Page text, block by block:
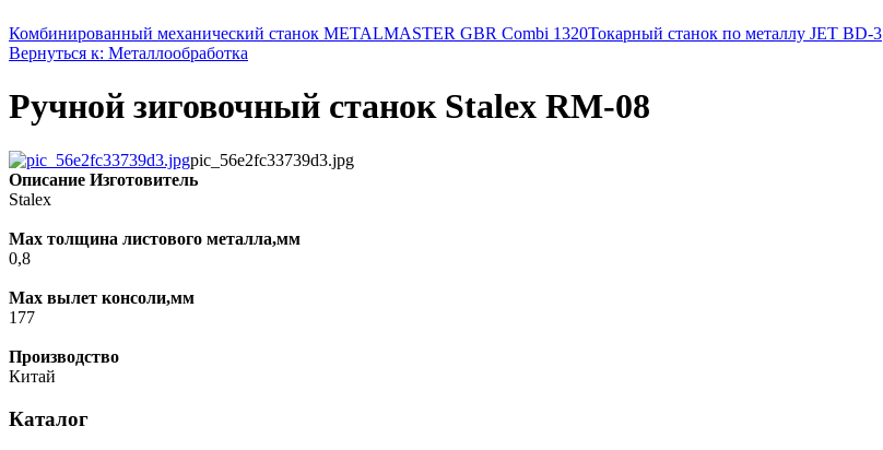
Комбинированный механический станок METALMASTER GBR Combi 1320Токарный станок по металлу JET BD-3
Вернуться к: Металлообработка
Ручной зиговочный станок Stalex RM-08
pic_56e2fc33739d3.jpg
Описание Изготовитель
Stalex
Max толщина листового металла,мм
0,8
Max вылет консоли,мм
177
Производство
Китай
Каталог